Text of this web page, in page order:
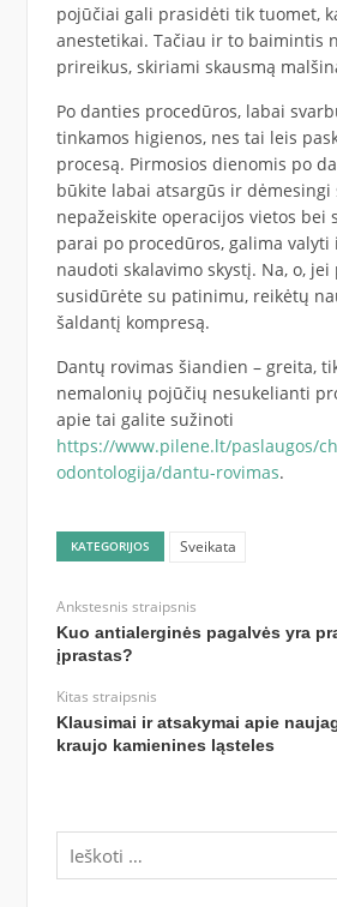
pojūčiai gali prasidėti tik tuomet,
anestetikai. Tačiau ir to baimintis
prireikus, skiriami skausmą
Po danties procedūros, labai
tinkamos higienos, nes tai leis
procesą. Pirmosios dienomis po
būkite labai atsargūs ir dėmesingi
nepažeiskite operacijos vietos bei
parai po procedūros, galima
naudoti skalavimo skystį. Na, o,
susidūrėte su patinimu, reikėtų
šaldantį kompresą.
Dantų rovimas šiandien – greita,
nemalonių pojūčių nesukelianti
apie tai galite sužinoti
https://www.pilene.lt/paslaugos/
odontologija/dantu-rovimas.
KATEGORIJOS Sveikata
Ankstesnis straipsnis
Kuo antialerginės pagalvės yra
įprastas?
Kitas straipsnis
Klausimai ir atsakymai apie
kraujo kamienines ląsteles
Ieškoti: